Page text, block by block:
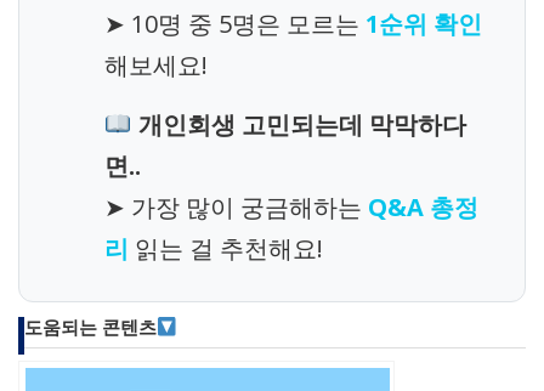
➤ 10명 중 5명은 모르는 1순위 확인
해보세요!
개인회생 고민되는데 막막하다
면..
➤ 가장 많이 궁금해하는 Q&A 총정
리 읽는 걸 추천해요!
도움되는 콘텐츠